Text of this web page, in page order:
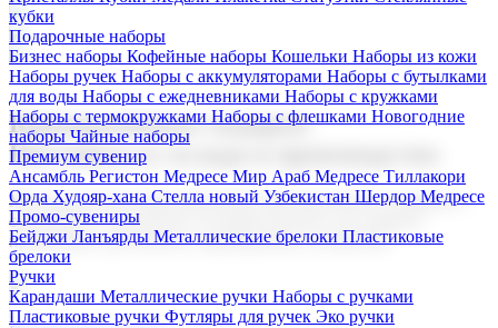
кубки
Подарочные наборы
Бизнес наборы Кофейные наборы Кошельки Наборы из кожи
Наборы ручек Наборы с аккумуляторами Наборы с бутылками
для воды Наборы с ежедневниками Наборы с кружками
Наборы с термокружками Наборы с флешками Новогодние
наборы Чайные наборы
Премиум сувенир
Ансамбль Регистон Медресе Мир Араб Медресе Тиллакори
Орда Худояр-хана Стелла новый Узбекистан Шердор Медресе
Промо-сувениры
Бейджи Ланъярды Металлические брелоки Пластиковые
брелоки
Ручки
Карандаши Металлические ручки Наборы с ручками
Пластиковые ручки Футляры для ручек Эко ручки
Корпоративные подарки
Поставка со склада и производство
Мы предлагаем широкий выбор корпоративных подарков и
сувениров с логотипом. В нашем каталоге вы найдете
продукцию для бизнеса, мероприятия и клиентов.